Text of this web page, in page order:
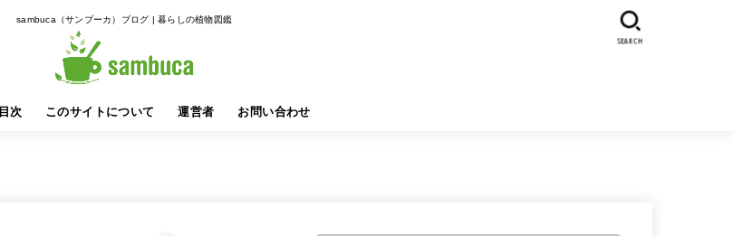
sambuca（サンブーカ）ブログ | 暮らしの植物図鑑
目次 このサイトについて 運営者 お問い合わせ
SEARCH